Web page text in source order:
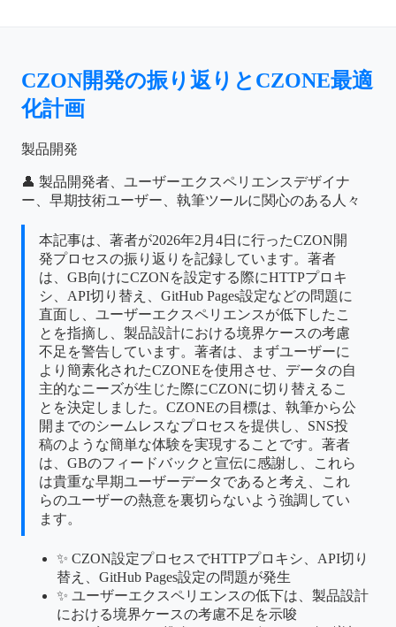
CZON開発の振り返りとCZONE最適
化計画
製品開発
👤 製品開発者、ユーザーエクスペリエンスデザイナ
ー、早期技術ユーザー、執筆ツールに関心のある人々
本記事は、著者が2026年2月4日に行ったCZON開
発プロセスの振り返りを記録しています。著者
は、GB向けにCZONを設定する際にHTTPプロキ
シ、API切り替え、GitHub Pages設定などの問題に
直面し、ユーザーエクスペリエンスが低下したこ
とを指摘し、製品設計における境界ケースの考慮
不足を警告しています。著者は、まずユーザーに
より簡素化されたCZONEを使用させ、データの自
主的なニーズが生じた際にCZONに切り替えるこ
とを決定しました。CZONEの目標は、執筆から公
開までのシームレスなプロセスを提供し、SNS投
稿のような簡単な体験を実現することです。著者
は、GBのフィードバックと宣伝に感謝し、これら
は貴重な早期ユーザーデータであると考え、これ
らのユーザーの熱意を裏切らないよう強調してい
ます。
✨ CZON設定プロセスでHTTPプロキシ、API切り
替え、GitHub Pages設定の問題が発生
✨ ユーザーエクスペリエンスの低下は、製品設計
における境界ケースの考慮不足を示唆